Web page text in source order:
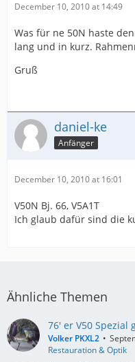
December 10, 2010 at 14:49
Was für ne 50N haste
lang und in kurz.
Gruß
daniel-ke
Anfänger
December 10, 2010 at 16:01
V50N Bj. 66, V5A1T
Ich glaub dafür sind die
Ähnliche Themen
76' er V50 Spezial
Volker PKXL2
Restauration & Optik